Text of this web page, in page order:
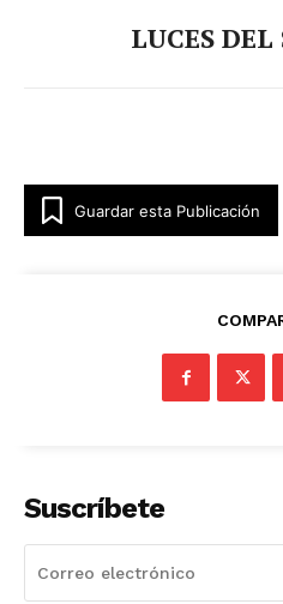
LUCES
Guardar esta Publicación
Suscríbete